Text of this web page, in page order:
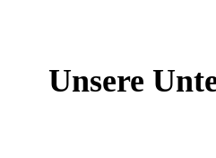
Unsere